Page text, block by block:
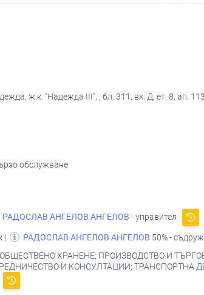
ж.к. "Надежда ІІІ", , бл. 311, вх. Д, ет. 8, ап.
обслужване
РАДОСЛАВ АНГЕЛОВ АНГЕЛОВ - управител
| РАДОСЛАВ АНГЕЛОВ АНГЕЛОВ 50% -
ХРАНЕНЕ; ПРОИЗВОДСТВО И
И КОНСУЛТАЦИИ; ТРАНСПОРТНА